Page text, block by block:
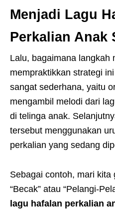
Menjadi Lagu
Perkalian Anak
Lalu, bagaimana langkah
mempraktikkan strategi
sangat sederhana, yaitu
mengambil melodi dari
di telinga anak.
tersebut menggunakan
perkalian yang sedang
Sebagai contoh, mari kita
“Becak” atau “Pelangi-
lagu hafalan perkalian